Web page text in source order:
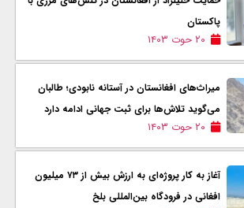
پاکستان
۲۰ حوت ۱۴۰۳
میراث‌های افغانستان در آستانه نابودی؛ طالبان
می‌گوید تلاش‌ها برای ثبت جهانی ادامه دارد
۲۰ حوت ۱۴۰۳
آغاز به کار پروژه‌ای به ارزش بیش از ۷۳ میلیون
افغانی در فرودگاه بین‌المللی بلخ